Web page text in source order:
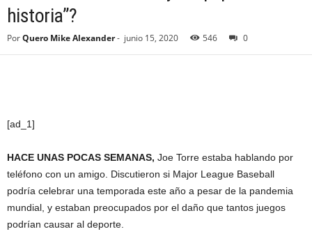
historia”?
PorQuero Mike Alexander- junio 15, 2020 546 0
[ad_1]
HACE UNAS POCAS SEMANAS, Joe Torre estaba hablando por
teléfono con un amigo. Discutieron si Major League Baseball
podría celebrar una temporada este año a pesar de la pandemia
mundial, y estaban preocupados por el daño que tantos juegos
podrían causar al deporte.